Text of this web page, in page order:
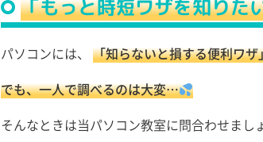
「もっと時短ワザを知りた
パソコンには、 「知らないと損する便利ワザ
でも、一人で調べるのは大変…
そんなときは当パソコン教室に問合わせまし